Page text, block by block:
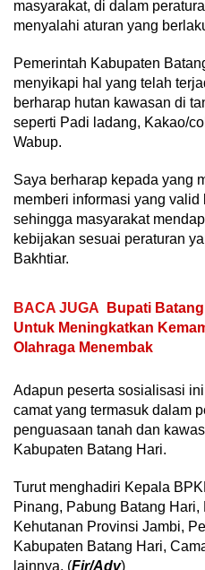
masyarakat, di dalam
menyalahi aturan yang
Pemerintah Kabupaten
menyikapi hal yang telah
berharap hutan kawasan di
seperti Padi ladang, Kakao/
Wabup.
Saya berharap kepada yang
memberi informasi yang valid
sehingga masyarakat
kebijakan sesuai peraturan
Bakhtiar.
BACA JUGA
Bupati
Untuk Meningkatkan
Olahraga Menembak
Adapun peserta sosialisasi
camat yang termasuk dalam
penguasaan tanah dan
Kabupaten Batang Hari.
Turut menghadiri Kepala
Pinang, Pabung Batang
Kehutanan Provinsi Jambi,
Kabupaten Batang Hari,
lainnya. (Fir/Adv)